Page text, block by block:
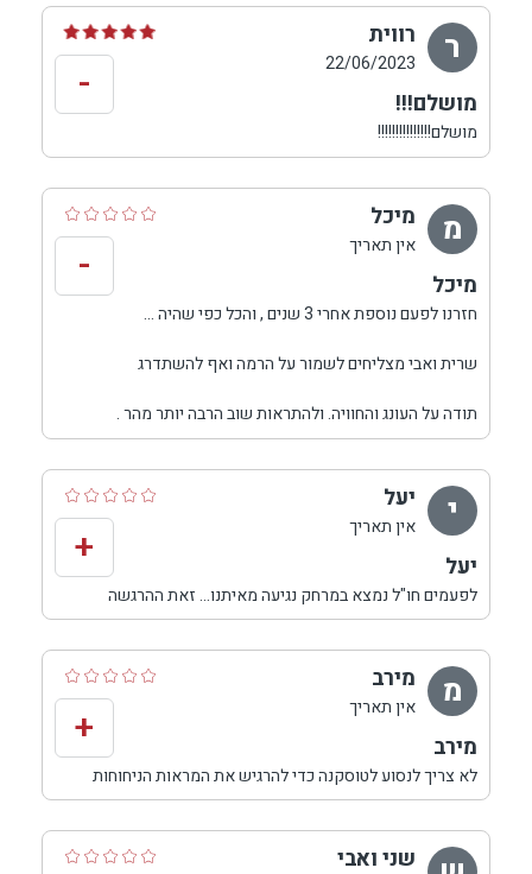
ר רווית
22/06/2023
מושלם!!!
מושלם!!!!!!!!!!!!!!!
-
מ מיכל
אין תאריך
מיכל
חזרנו לפעם נוספת אחרי 3 שנים , והכל כפי שהיה ...
שרית ואבי מצליחים לשמור על הרמה ואף להשתדרג
תודה על העונג והחוויה. ולהתראות שוב הרבה יותר מהר .
-
י יעל
אין תאריך
יעל
לפעמים חו"ל נמצא במרחק נגיעה מאיתנו... זאת ההרגשה
שקיבלנו כשהגענו לאחוזת משכית.
אחוזה כשמה כן היא, מראה כפרי אך מהודר ואלגנטי באותה
מידה.
עצי זית לצד צמחיה טרופית...
פינות ישיבה קסומות לצד לאונג' מטופח
בקיצור חוויה בלתי נשכחת.
+
מ מירב
אין תאריך
מירב
לא צריך לנסוע לטוסקנה כדי להרגיש את המראות הניחוחות
והפסטורליות , צריך להגיע למלון אחוזת משכית כדי להינות
ולהרגיש בחו"ל במרחק נגיעה .
+
שני ואבי